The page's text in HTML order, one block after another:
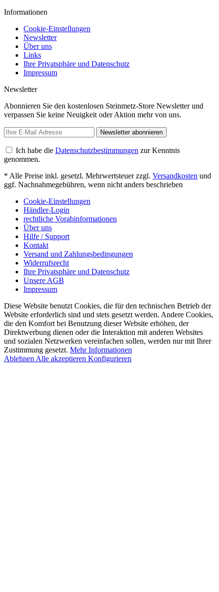
Informationen
Cookie-Einstellungen
Newsletter
Über uns
Links
Ihre Privatsphäre und Datenschutz
Impressum
Newsletter
Abonnieren Sie den kostenlosen Steinmetz-Store Newsletter und
verpassen Sie keine Neuigkeit oder Aktion mehr von uns.
Newsletter abonnieren
Ich habe die Datenschutzbestimmungen zur Kenntnis
genommen.
* Alle Preise inkl. gesetzl. Mehrwertsteuer zzgl. Versandkosten und
ggf. Nachnahmegebühren, wenn nicht anders beschrieben
Cookie-Einstellungen
Händler-Login
rechtliche Vorabinformationen
Über uns
Hilfe / Support
Kontakt
Versand und Zahlungsbedingungen
Widerrufsrecht
Ihre Privatsphäre und Datenschutz
Unsere AGB
Impressum
Diese Website benutzt Cookies, die für den technischen Betrieb der
Website erforderlich sind und stets gesetzt werden. Andere Cookies,
die den Komfort bei Benutzung dieser Website erhöhen, der
Direktwerbung dienen oder die Interaktion mit anderen Websites
und sozialen Netzwerken vereinfachen sollen, werden nur mit Ihrer
Zustimmung gesetzt. Mehr Informationen
Ablehnen Alle akzeptieren Konfigurieren